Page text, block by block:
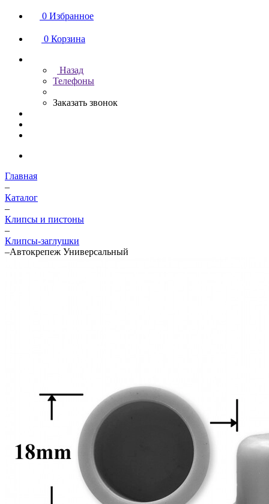
0 Избранное
0 Корзина
Назад
Телефоны
Заказать звонок
Главная
–
Каталог
–
Клипсы и пистоны
–
Клипсы-заглушки
–Автокрепеж Универсальный